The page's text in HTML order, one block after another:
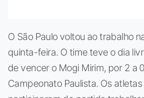
O São Paulo voltou ao trabalho
quinta-feira. O time teve o dia
de vencer o Mogi Mirim, por 2 a
Campeonato Paulista. Os